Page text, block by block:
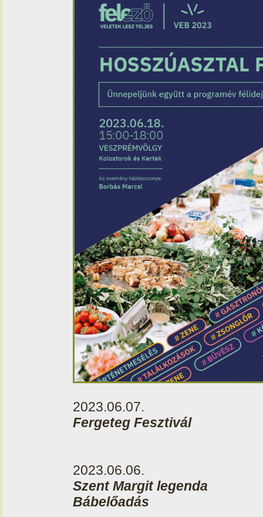
2023.06.07.
Fergeteg Fesztivál
2023.06.06.
Szent Margit legenda
Bábelőadás